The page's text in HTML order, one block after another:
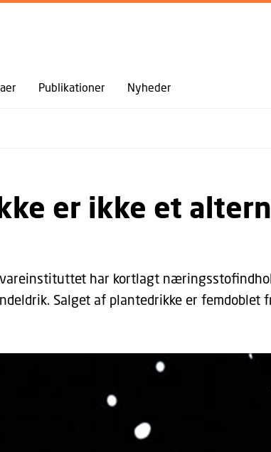
GÅ TIL PRIMÆRT INDHOLD (TRYK ENTER).
Publikationer Nyheder
er ikke et
har kortlagt
Salget af plantedrikke er femdoblet